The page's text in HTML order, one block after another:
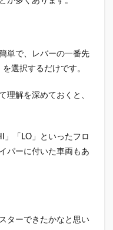
単で、レバーの一番先
選択するだけです。
理解を深めておくと、
」「LO」といったフロ
パーに付いた車両もあ
ターできたかなと思い